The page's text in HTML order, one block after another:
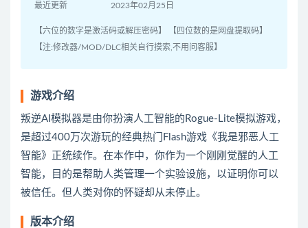
最近更新 2023年02月25日
【六位的数字是激活码或解压密码】 【四位数的是网盘提取码】
【注:修改器/MOD/DLC相关自行摸索,不用问客服】
游戏介绍
叛逆AI模拟器是由你扮演人工智能的Rogue-Lite模拟游戏，
是超过400万次游玩的经典热门Flash游戏《我是邪恶人工
智能》正统续作。在本作中，你作为一个刚刚觉醒的人工
智能，目的是帮助人类管理一个实验设施，以证明你可以
被信任。但人类对你的怀疑却从未停止。
版本介绍